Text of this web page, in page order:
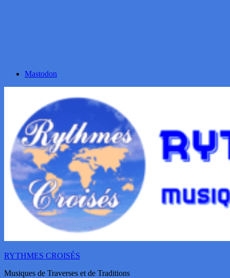
Mastodon
RYTHMES CROISÉS
Musiques de Traverses et de Traditions